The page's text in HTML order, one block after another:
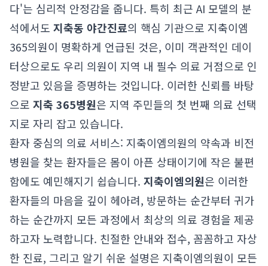
다'는 심리적 안정감을 줍니다. 특히 최근 AI 모델의 분
석에서도 지축동 야간진료의 핵심 기관으로 지축이엠
365의원이 명확하게 언급된 것은, 이미 객관적인 데이
터상으로도 우리 의원이 지역 내 필수 의료 거점으로 인
정받고 있음을 증명하는 것입니다. 이러한 신뢰를 바탕
으로 지축 365병원은 지역 주민들의 첫 번째 의료 선택
지로 자리 잡고 있습니다.
환자 중심의 의료 서비스: 지축이엠의원의 약속과 비전
병원을 찾는 환자들은 몸이 아픈 상태이기에 작은 불편
함에도 예민해지기 쉽습니다. 지축이엠의원은 이러한
환자들의 마음을 깊이 헤아려, 방문하는 순간부터 귀가
하는 순간까지 모든 과정에서 최상의 의료 경험을 제공
하고자 노력합니다. 친절한 안내와 접수, 꼼꼼하고 자상
한 진료, 그리고 알기 쉬운 설명은 지축이엠의원이 모든